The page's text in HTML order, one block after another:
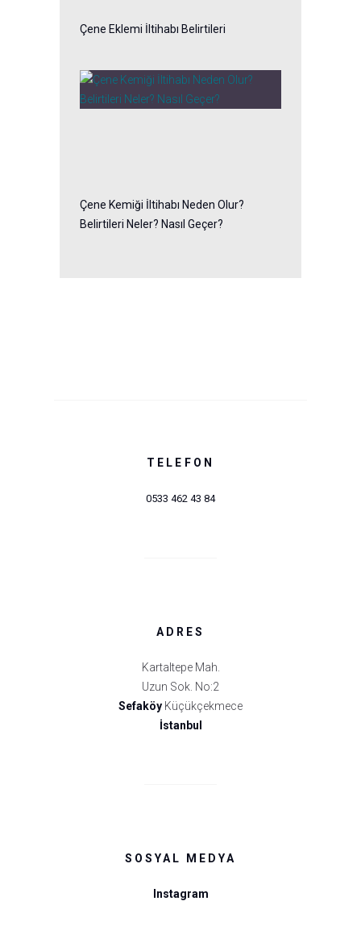
Çene Eklemi İltihabı Belirtileri
Çene Kemiği İltihabı Neden Olur?
Belirtileri Neler? Nasıl Geçer?
TELEFON
0533 462 43 84
ADRES
Kartaltepe Mah.
Uzun Sok. No:2
Sefaköy Küçükçekmece
İstanbul
SOSYAL MEDYA
Instagram